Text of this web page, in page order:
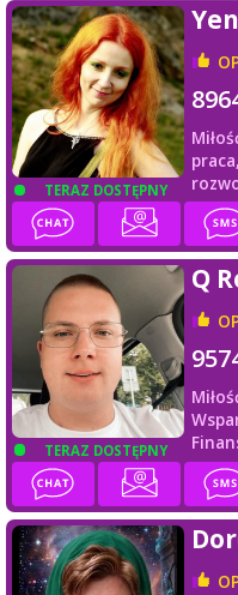
TERAZ DOSTĘPNY
praca,
TERAZ DOSTĘPNY
Q